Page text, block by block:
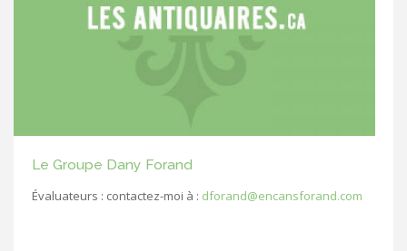
Le Groupe Dany Forand
Évaluateurs : contactez-moi à : dforand@encansforand.com